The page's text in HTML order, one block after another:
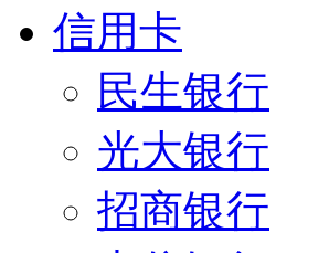
信用卡
民生银行
光大银行
招商银行